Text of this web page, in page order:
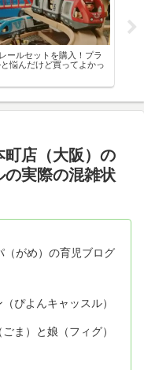
ールセットを購入！プラ
悩んだけど買ってよかっ
店（大阪）の
の実際の混雑状
（がめ）の育児ブログ
ぴよんキャッスル）
ま）と娘（フィグ）